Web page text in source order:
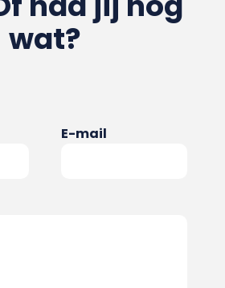
wat?
E-mail